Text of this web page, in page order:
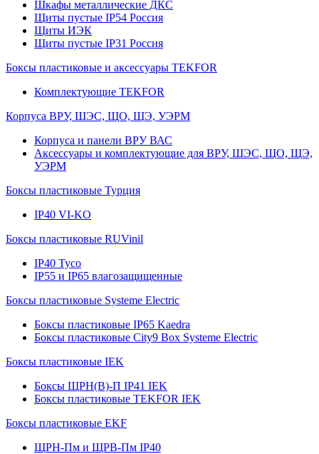
Шкафы металлические ДКС
Щиты пустые IP54 Россия
Щиты ИЭК
Щиты пустые IP31 Россия
Боксы пластиковые и аксессуары TEKFOR
Комплектующие TEKFOR
Корпуса ВРУ, ШЭС, ЩО, ЩЭ, УЭРМ
Корпуса и панели ВРУ ВАС
Аксессуары и комплектующие для ВРУ, ШЭС, ЩО, ЩЭ,
УЭРМ
Боксы пластиковые Турция
IP40 VI-KO
Боксы пластиковые RUVinil
IP40 Тусо
IP55 и IP65 влагозащищенные
Боксы пластиковые Systeme Electric
Боксы пластиковые IP65 Kaedra
Боксы пластиковые City9 Box Systeme Electric
Боксы пластиковые IEK
Боксы ЩРН(В)-П IP41 IEK
Боксы пластиковые TEKFOR IEK
Боксы пластиковые EKF
ЩРН-Пм и ЩРВ-Пм IP40